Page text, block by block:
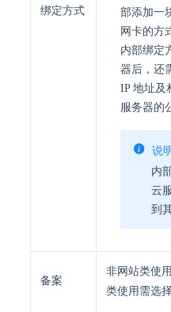
绑定方式
部添加一
网卡的方
内部绑定
器后，还
IP 地址及
服务器的
说
内
云
到
备案
非网站类使
类使用需选